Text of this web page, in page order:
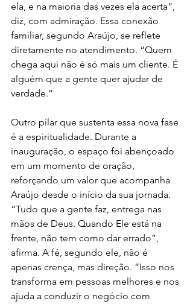
ela, e na maioria das vezes ela acerta”,
diz, com admiração. Essa conexão
familiar, segundo Araújo, se reflete
diretamente no atendimento. “Quem
chega aqui não é só mais um cliente. É
alguém que a gente quer ajudar de
verdade.”
Outro pilar que sustenta essa nova fase
é a espiritualidade. Durante a
inauguração, o espaço foi abençoado
em um momento de oração,
reforçando um valor que acompanha
Araújo desde o início da sua jornada.
“Tudo que a gente faz, entrega nas
mãos de Deus. Quando Ele está na
frente, não tem como dar errado”,
afirma. A fé, segundo ele, não é
apenas crença, mas direção. “Isso nos
transforma em pessoas melhores e nos
ajuda a conduzir o negócio com